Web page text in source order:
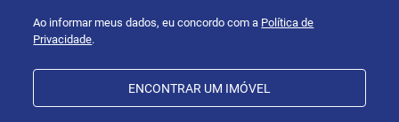
Ao informar meus dados, eu concordo com a Política de
Privacidade.
ENCONTRAR UM IMÓVEL